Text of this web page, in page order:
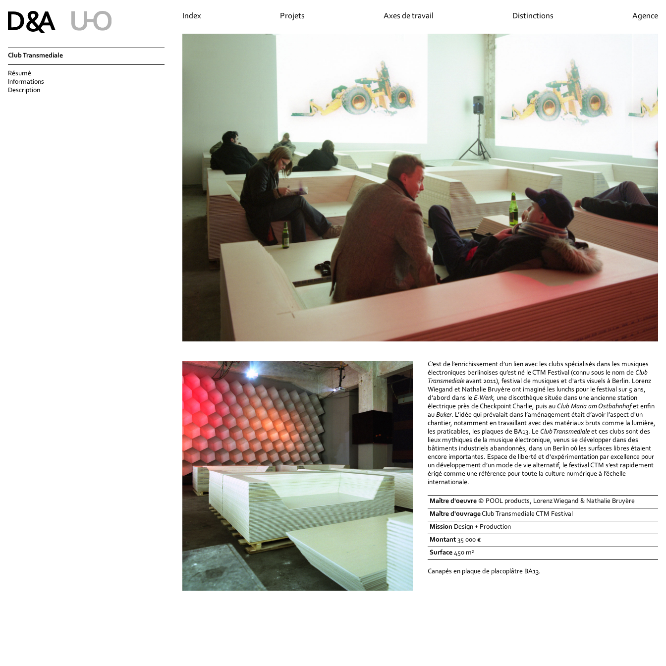
Club Transmediale
Résumé
Informations
Description
Index Projets Axes de travail Distinctions Agence
C’est de l’enrichissement d’un lien avec les clubs spécialisés dans les musiques
électroniques berlinoises qu’est né le CTM Festival (connu sous le nom de Club
Transmediale avant 2011), festival de musiques et d'arts visuels à Berlin. Lorenz
Wiegand et Nathalie Bruyère ont imaginé les lunchs pour le festival sur 5 ans,
d’abord dans leE-Werk, une discothèque située dans une ancienne station
électrique près de Checkpoint Charlie, puis au Club Maria am Ostbahnhofet enfin
auBuker. L’idée qui prévalait dans l’aménagement était d’avoir l’aspect d'un
chantier, notamment en travaillant avec des matériaux bruts comme la lumière,
les praticables, les plaques de BA13. Le Club Transmediale et ces clubs sont des
lieux mythiques de la musique électronique, venus se développer dans des
bâtiments industriels abandonnés, dans un Berlin où les surfaces libres étaient
encore importantes. Espace de liberté et d'expérimentation par excellence pour
un développement d’un mode de vie alternatif, le festival CTM s’est rapidement
érigé comme une référence pour toute la culture numérique à l’échelle
internationale.
Maître d'oeuvre © POOL products, Lorenz Wiegand & Nathalie Bruyère
Maître d'ouvrageClub Transmediale CTM Festival
Mission Design + Production
Montant 35 000 €
Surface 450 m²
Canapés en plaque de placoplâtre BA13.